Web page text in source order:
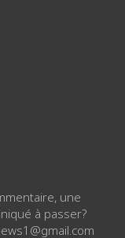
une
à passer?